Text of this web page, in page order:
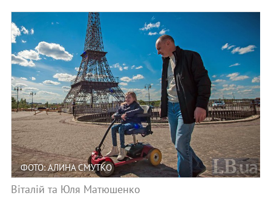
ФОТО: АЛИНА СМУТКО
Віталій та Юля Матюшенко